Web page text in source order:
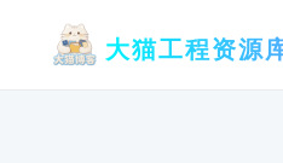
大猫工程资源